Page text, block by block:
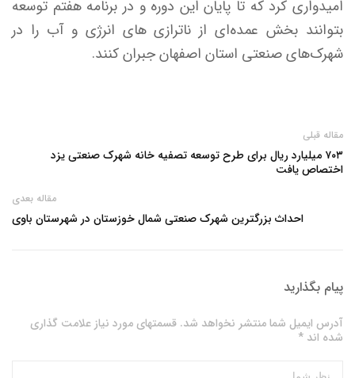
امیدواری کرد که تا پایان این دوره و در برنامه هفتم توسعه
بتوانند بخش عمده‌ای از ناترازی های انرژی و آب را در
شهرک‌های صنعتی استان اصفهان جبران کنند.
مقاله قبلی
۷۰۳ میلیارد ریال برای طرح توسعه تصفیه خانه شهرک صنعتی یزد
اختصاص یافت
مقاله بعدی
احداث بزرگترین شهرک صنعتی شمال خوزستان در شهرستان باوی
پیام بگذارید
آدرس ایمیل شما منتشر نخواهد شد. قسمتهای مورد نیاز علامت گذاری
شده اند *